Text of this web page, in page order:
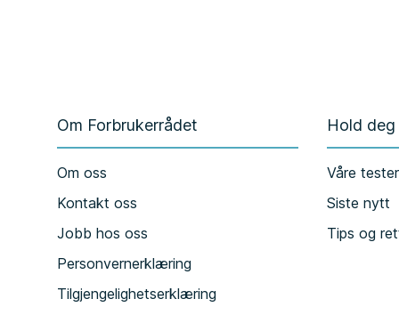
Om Forbrukerrådet
Om oss
Kontakt oss
Jobb hos oss
Personvernerklæring
Tilgjengelighetserklæring
Hold
Våre tester
Siste nytt
Tips og